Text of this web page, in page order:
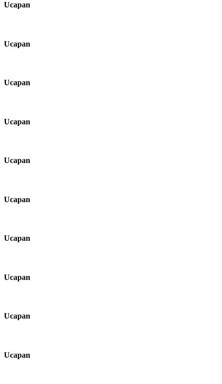
Ucapan
Ucapan
Ucapan
Ucapan
Ucapan
Ucapan
Ucapan
Ucapan
Ucapan
Ucapan